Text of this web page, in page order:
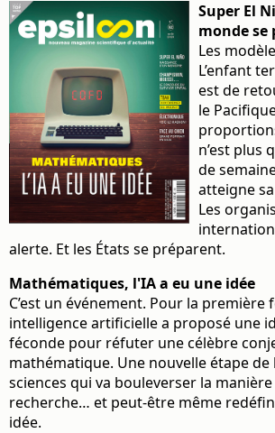
Super El
monde se
Les
L’enfant
est de
le
n’est plus
de
atteigne
Les
alerte. Et les États se préparent.
Mathématiques, l'IA a eu une idée
C’est un événement. Pour la première
intelligence artificielle a proposé une
féconde pour réfuter une célèbre
mathématique. Une nouvelle étape de
sciences qui va bouleverser la
recherche… et peut-être même
idée.